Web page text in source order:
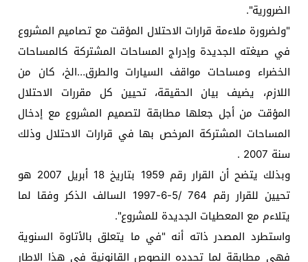
الضرورية".
"ولضرورة ملاءمة قرارات الاحتلال المؤقت مع تصاميم المشروع
في صيغته الجديدة وإدراج المساحات المشتركة كالمساحات
الخضراء ومساحات مواقف السيارات والطرق…الخ، كان من
اللازم، يضيف بيان الحقيقة، تحيين كل مقررات الاحتلال
المؤقت من أجل جعلها مطابقة لتصميم المشروع مع إدخال
المساحات المشتركة المرخص بها في قرارات الاحتلال وذلك
سنة 2007 .
وبذلك يتضح أن القرار رقم 1959 بتاريخ 18 أبريل 2007 هو
تحيين للقرار رقم 764 /5-6-1997 السالف الذكر وفقا لما
يتلاءم مع المعطيات الجديدة للمشروع".
واستطرد المصدر ذاته أنه "في ما يتعلق بالأتاوة السنوية
فهي مطابقة لما تحدده النصوص القانونية في هذا الإطار